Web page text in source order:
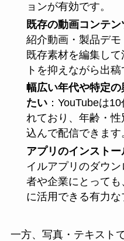
ョンが有効です。
既存の動画コンテ
紹介動画・製品デ
既存素材を編集し
トを抑えながら出稿
幅広い年代や特定
たい：YouTubeは
れており、年齢・
込んで配信できます
アプリのインスト
イルアプリのダウ
者や企業にとって
に活用できる有力な
一方、写真・テキスト